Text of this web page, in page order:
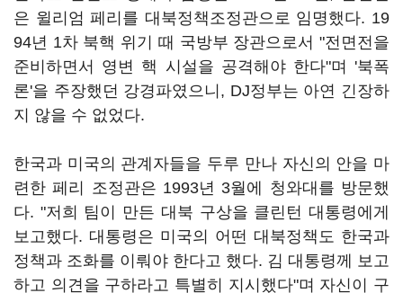
은 윌리엄 페리를 대북정책조정관으로 임명했다. 19
94년 1차 북핵 위기 때 국방부 장관으로서 "전면전을
준비하면서 영변 핵 시설을 공격해야 한다"며 '북폭
론'을 주장했던 강경파였으니, DJ정부는 아연 긴장하
지 않을 수 없었다.
한국과 미국의 관계자들을 두루 만나 자신의 안을 마
련한 페리 조정관은 1993년 3월에 청와대를 방문했
다. "저희 팀이 만든 대북 구상을 클린턴 대통령에게
보고했다. 대통령은 미국의 어떤 대북정책도 한국과
정책과 조화를 이뤄야 한다고 했다. 김 대통령께 보고
하고 의견을 구하라고 특별히 지시했다"며 자신이 구